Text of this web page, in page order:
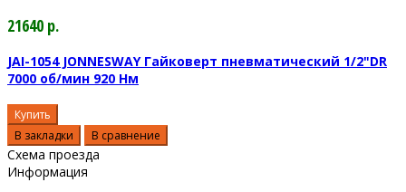
21640 р.
JAI-1054 JONNESWAY Гайковерт пневматический 1/2"DR
7000 об/мин 920 Нм
Купить
В закладки
В сравнение
Схема проезда
Информация